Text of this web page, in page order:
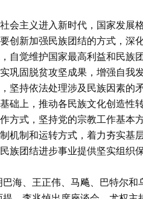
会主义进入新时代，国家发展
创新加强民族团结的方式，深
自觉维护国家最高利益和民族
巩固脱贫攻坚成果，增强自我
坚持依法处理涉及民族因素的
础上，推动各民族文化创造性
方式，坚持党的宗教工作基本
机制和运转方式，着力夯实基
族团结进步事业提供坚实组织保
巴海、王正伟、马飚、巴特尔